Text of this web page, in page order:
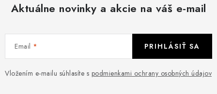
Aktuálne novinky a akcie na váš e-mail
Email
Vložením e-mailu súhlasíte s podmienkami ochrany osobných údajov
PRIHLÁSIŤ SA